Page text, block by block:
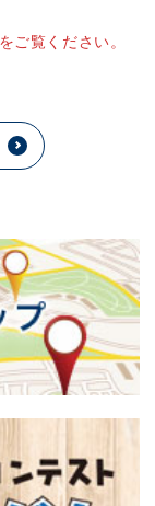
をご覧ください。